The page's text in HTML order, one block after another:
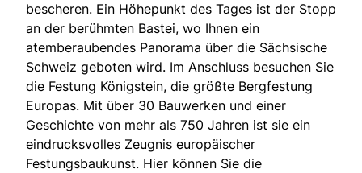
bescheren. Ein Höhepunkt des Tages ist der Stopp
an der berühmten Bastei, wo Ihnen ein
atemberaubendes Panorama über die Sächsische
Schweiz geboten wird. Im Anschluss besuchen Sie
die Festung Königstein, die größte Bergfestung
Europas. Mit über 30 Bauwerken und einer
Geschichte von mehr als 750 Jahren ist sie ein
eindrucksvolles Zeugnis europäischer
Festungsbaukunst. Hier können Sie die